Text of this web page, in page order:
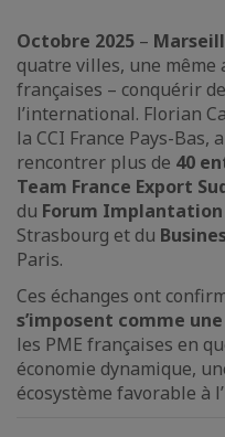
Octobre 2025 –
quatre villes, une
françaises – conquérir
l’international. Florian
la CCI France Pays-Bas,
rencontrer plus de 40
Team France Export
du Forum Implantation
Strasbourg et du
Paris.
Ces échanges ont
s’imposent comme
les PME françaises en
économie dynamique,
écosystème favorable à